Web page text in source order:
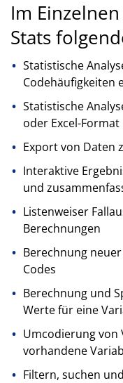
Im
Stats
Statistische
Codehäufigkeiten
Statistische
oder Excel-Format
Export von Daten
Interaktive
und
Listenweiser
Berechnungen
Berechnung
Codes
Berechnung und
Werte für eine
Umcodierung von
vorhandene
Filtern, suchen